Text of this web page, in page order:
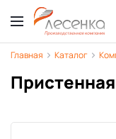
Главная Каталог